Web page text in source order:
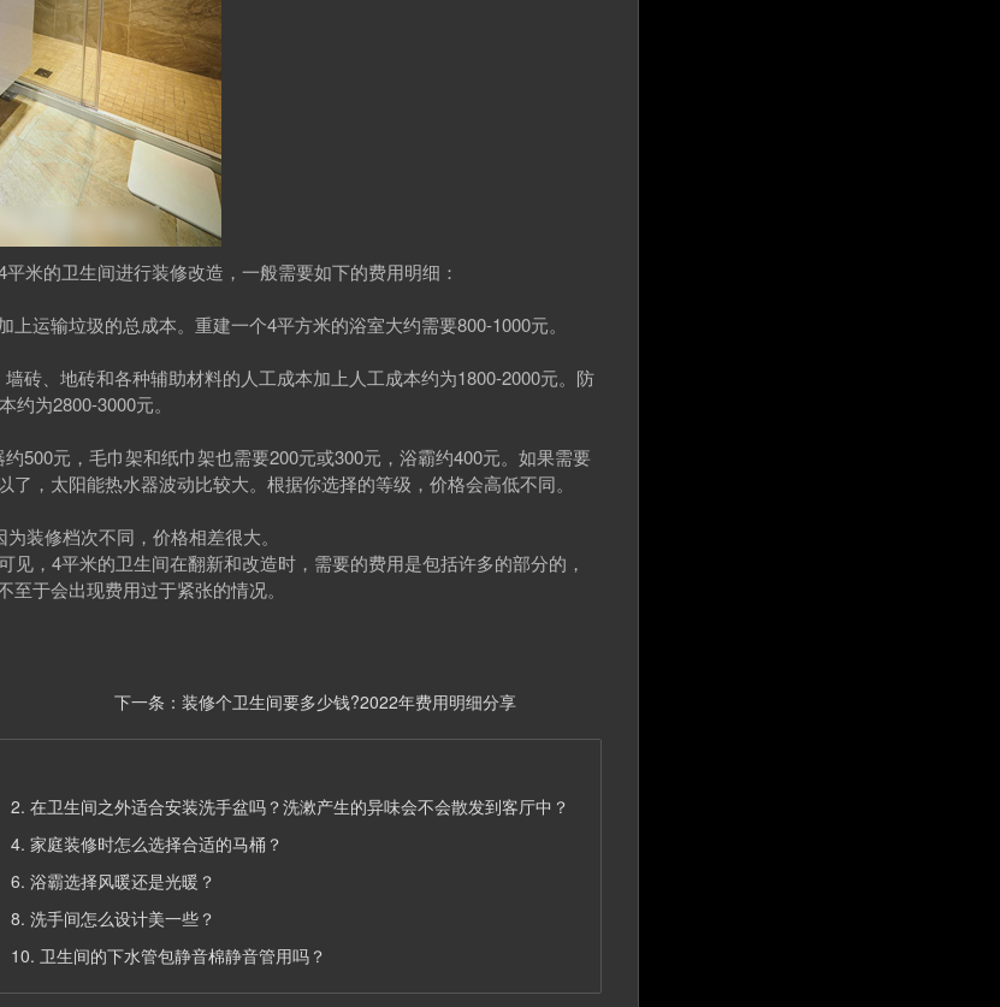
的卫生间进行装修改造，一般需要如下的费用明细：
输垃圾的总成本。重建一个4平方米的浴室大约需要800-1000元。
、地砖和各种辅助材料的人工成本加上人工成本约为1800-2000元。防
为2800-3000元。
元，毛巾架和纸巾架也需要200元或300元，浴霸约400元。如果需要
，太阳能热水器波动比较大。根据你选择的等级，价格会高低不同。
装修档次不同，价格相差很大。
，4平米的卫生间在翻新和改造时，需要的费用是包括许多的部分的，
于会出现费用过于紧张的情况。
下一条： 装修个卫生间要多少钱?2022年费用明细分享
2. 在卫生间之外适合安装洗手盆吗？洗漱产生的异味会不会散发到客厅中？
4. 家庭装修时怎么选择合适的马桶？
6. 浴霸选择风暖还是光暖？
8. 洗手间怎么设计美一些？
10. 卫生间的下水管包静音棉静音管用吗？